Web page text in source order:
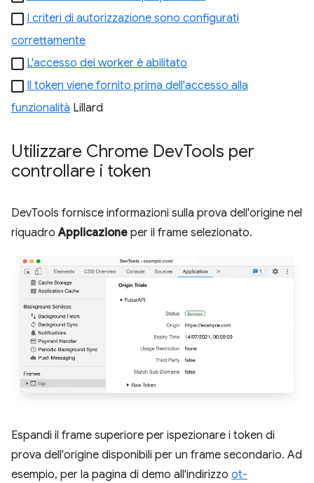
I criteri di autorizzazione sono configurati
correttamente
L'accesso dei worker è abilitato
Il token viene fornito prima dell'accesso alla
funzionalità Lillard
Utilizzare Chrome DevTools per
controllare i token
DevTools fornisce informazioni sulla prova dell'origine nel
riquadroApplicazione per il frame selezionato.
Espandi il frame superiore per ispezionare i token di
prova dell'origine disponibili per un frame secondario. Ad
esempio, per la pagina di demo all'indirizzo ot-